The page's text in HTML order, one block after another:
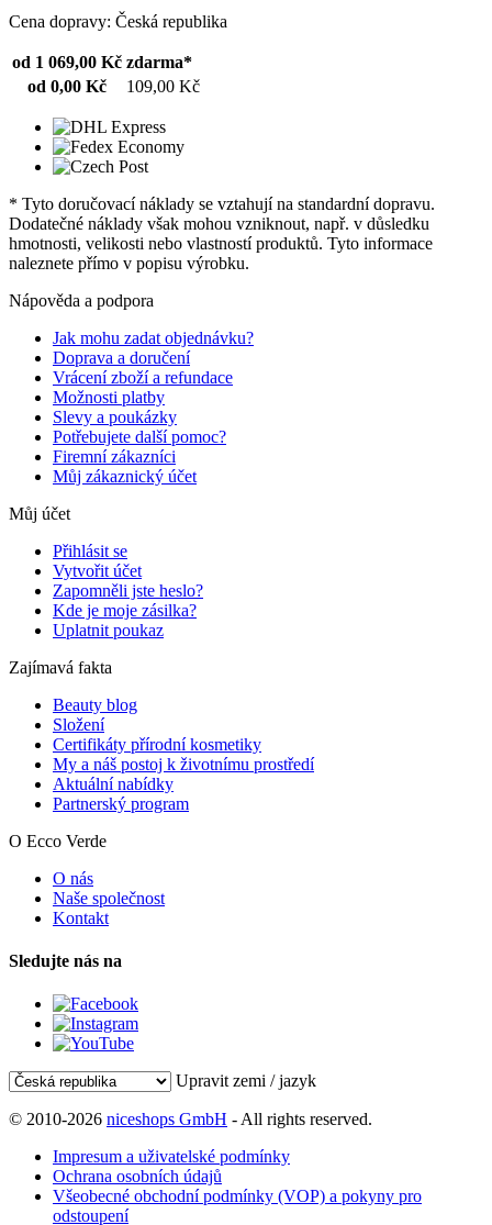
Cena dopravy: Česká republika
od 1 069,00 Kč zdarma*
od 0,00 Kč
109,00 Kč
* Tyto doručovací náklady se vztahují na standardní dopravu.
Dodatečné náklady však mohou vzniknout, např. v důsledku
hmotnosti, velikosti nebo vlastností produktů. Tyto informace
naleznete přímo v popisu výrobku.
Nápověda a podpora
Jak mohu zadat objednávku?
Doprava a doručení
Vrácení zboží a refundace
Možnosti platby
Slevy a poukázky
Potřebujete další pomoc?
Firemní zákazníci
Můj zákaznický účet
Můj účet
Přihlásit se
Vytvořit účet
Zapomněli jste heslo?
Kde je moje zásilka?
Uplatnit poukaz
Zajímavá fakta
Beauty blog
Složení
Certifikáty přírodní kosmetiky
My a náš postoj k životnímu prostředí
Aktuální nabídky
Partnerský program
O Ecco Verde
O nás
Naše společnost
Kontakt
Sledujte nás na
Upravit zemi / jazyk
© 2010-2026 niceshops GmbH - All rights reserved.
Impresum a uživatelské podmínky
Ochrana osobních údajů
Všeobecné obchodní podmínky (VOP) a pokyny pro
odstoupení